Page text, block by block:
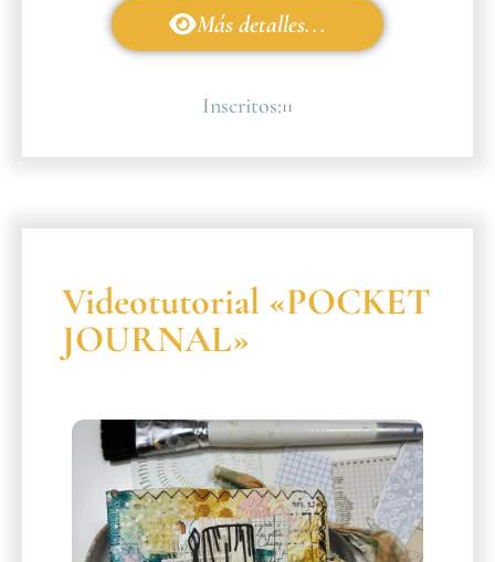
Más detalles...
Inscritos:11
Videotutorial «POCKET
JOURNAL»